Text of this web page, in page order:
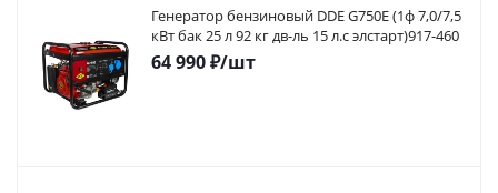
Генератор бензиновый DDE G750E (1ф 7,0/7,5
кВт бак 25 л 92 кг дв-ль 15 л.с элстарт)917-460
64 990₽/шт